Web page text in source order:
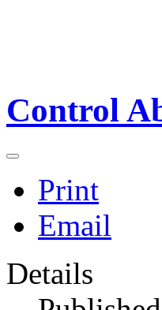
Control
Print
Email
Details